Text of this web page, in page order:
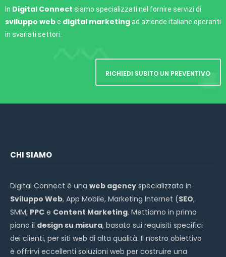
In Digital Connect siamo specializzati nel fornire servizi di
sviluppo webe digital marketingad aziende italiane operanti
in svariati settori.
RICHIEDI SUBITO UN PREVENTIVO
CHI SIAMO
Digital Connect è una web agency specializzata in
Sviluppo Web, App Mobile, Marketing Internet (SEO,
SMM, PPC e Content Marketing. Mettiamo in primo
piano il design su misura, basato sui requisiti specifici
dei clienti, per siti web di alta qualità. Il nostro obiettivo
è offrirvi eccellenti soluzioni web per costruire una